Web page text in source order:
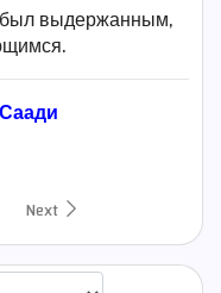
выдержанным,
Next
اختيار